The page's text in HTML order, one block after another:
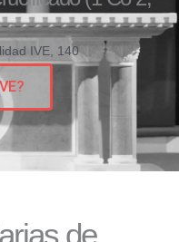
IVE, 140
de